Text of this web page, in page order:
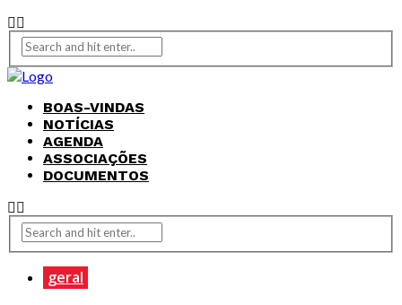
BOAS-VINDAS
NOTÍCIAS
AGENDA
ASSOCIAÇÕES
DOCUMENTOS
geral